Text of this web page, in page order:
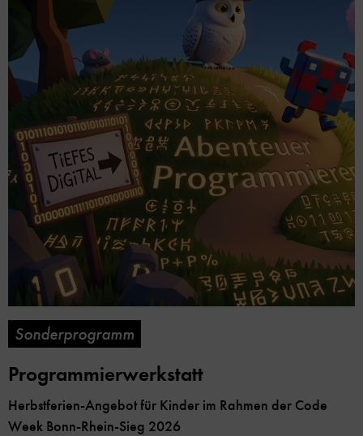
Sonderprogramm
Programmierwerkstatt
Herbstferien-Angebot für Kinder im Rahmen der Code
Week Bonn-Rhein-Sieg 2026